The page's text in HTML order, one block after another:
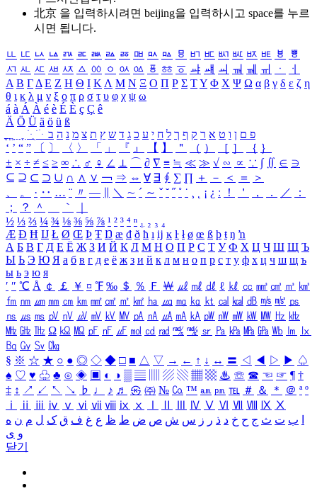
北京 을 입력하시려면 beijing을 입력하시고 space를 누르
시면 됩니다.
ㅥ ㅦ ㅧ ㅨ ㅩ ㅪ ㅫ ㅬ ㅭ ㅮ ㅯ ㅰ ㅱ ㅲ ㅳ ㅴ ㅵ ㅶ ㅷ ㅸ
ㅹ
ㅺ ㅻ ㅼ ㅽ ㅾ ㅿ ㆀ ㆁ ㆂ ㆃ ㆄ ㆅ ㆆ ㆇ ㆈ ㆉ ㆊ ㆋ ㆌ ㆍ
ㆎ
Α Β ΓΔ Ε Ζ Η Θ Ι ΚΛ Μ Ν Ξ Ο Π Ρ Σ ΤΥ Φ Χ Ψ Ω α β γ δ ε ζ η
θ ι κ λ μ ν ξ ο π ρ σ τ υ φ χ ψ ω
á à Á À é è É È ç Ç ê
Ä Ö Ü ä ö ü ß
ִֶֹ ֻּ ׁׂ פ ם ן ו ט א ר ק ף ך ל ח י ע כ ג ד ש ץ ת צ מ נ ה ב
‘ ’ “ ” 〔 〕 〈 〉 「 」 『 』 【 】 ＂ （ ） ［ ］ ｛ ｝
± × ÷ ≠ ≤ ≥ ∞ ∴ ♂ ♀ ∠ ⊥ ⌒ ∂ ∇ ≡ ≒ ≪ ≫ √ ∽ ∝ ∵ ∫ ∬ ∈ ∋
⊆ ⊇ ⊂ ⊃ ∪ ∩ ∧ ∨ ￢ ⇒ ⇔ ∀ ∃ ∮ ∑ ∏ ＋ － ＜ ＝
＞
、
。 · ‥ … ¨ 〃 ― ＼ ∼ ´ ～ ˇ ˘ ˝ ˚ ˙ ¸ ¡ ¿ ː ！ ＇ ， ． ／
：
；
？ ＾ ｀
½ ⅓ ⅔ ¼ ¾ ⅛ ⅜ ⅝ ⅞ ¹ ² ³ ⁴ ⁿ ₁ ₂ ₃ ₄
Æ Ð Ħ Ĳ Ł Ø Œ Þ Ŧ Ŋ æ đ ð ħ ı ĳ ĸ ŀ ł ø œ ß þ ŧ ŋ ŉ
А Б В Г Д Е Ё Ж З И Й К Л М Н О П Р С Т У Ф Х Ц Ч Ш Щ Ъ
Ы Ь Э Ю Я а б в г д е ё ж з и й к л м н о п р с т у ф х ц ч ш щ ъ
ы ь э ю я
′ ″ ℃ Å ￠ ￡ ￥ ¤ ℉ ‰ ＄ ％ Ｆ ￦ ㎕ ㎖ ㎗ ℓ ㎘ ㏄ ㎣ ㎤ ㎥ ㎦
㎙ ㎚ ㎛ ㎜ ㎝ ㎞ ㎟ ㎠ ㎡ ㎢ ㏊ ㎍ ㎎ ㎏ ㏏ ㎈ ㎉ ㏈ ㎧ ㎨ ㎰
㎱ ㎲ ㎳ ㎴ ㎵ ㎶ ㎷ ㎸ ㎹ ㎀ ㎁ ㎂ ㎃ ㎄ ㎺ ㎻ ㎽ ㎾ ㎿ ㎐ ㎑
㎒ ㎓ ㎔ Ω ㏀ ㏁ ㎊ ㎋ ㎌ ㏖ ㏅ ㎭ ㎮ ㎯ ㏛ ㎩ ㎪ ㎫ ㎬ ㏝ ㏐
㏓
㏃ ㏉ ㏜ ㏆
§ ※ ☆ ★ ○ ● ◎ ◇ ◆ □ ■ △ ▽ → ← ↑ ↓ ↔ 〓 ◁ ◀ ▷ ▶ ♤
♠ ♡ ♥ ♧ ♣ ⊙ ◈ ▣ ◐ ◑ ▒ ▤ ▨ ▧ ▦ ▩ ♨ ☏ ☎ ☜ ☞ ¶ †
‡ ↕ ↗ ↙ ↖ ↘ ♭ ♩ ♪ ♬ ㉿ ㈜ № ㏇ ™ ㏂ ㏘ ℡ ＃ ＆ ＊ ＠ ª º
ⅰ
ⅱ ⅲ ⅳ ⅴ ⅵ ⅶ ⅷ ⅸ ⅹ Ⅳ Ⅴ Ⅵ Ⅶ Ⅷ Ⅸ Ⅹ
ب ت ث ج ح خ د ذ ر ز س ش ص ض ط ظ ع غ ف ق ک ل م ن ه
و ی
닫기